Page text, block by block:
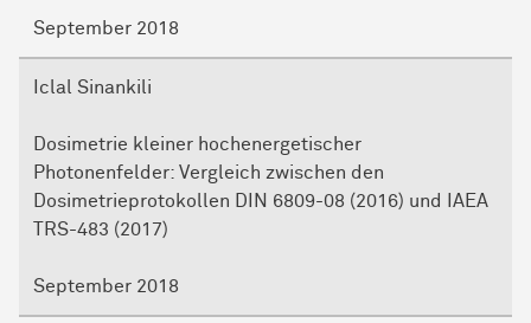
September 2018
Iclal Sinankili
Dosimetrie kleiner hochenergetischer
Photonenfelder: Vergleich zwischen den
Dosimetrieprotokollen DIN 6809-08 (2016) und IAEA
TRS-483 (2017)
September 2018